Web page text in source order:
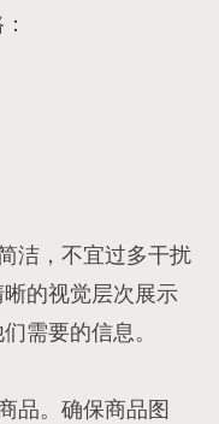
洁，不宜过多干扰
的视觉层次展示
需要的信息。
品。确保商品图